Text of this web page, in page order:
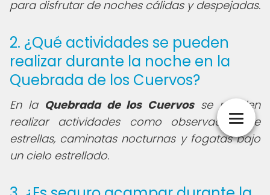
para disfrutar de noches cálidas y despejadas.
2. ¿Qué actividades se pueden
realizar durante la noche en la
Quebrada de los Cuervos?
En la Quebrada de los Cuervosse pueden
realizar actividades como observación de
estrellas, caminatas nocturnas y fogatas bajo
un cielo estrellado.